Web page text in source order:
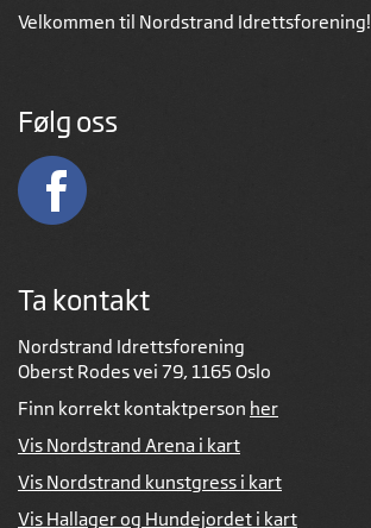
Velkommen til Nordstrand Idrettsforening!
Følg oss
Ta kontakt
Nordstrand Idrettsforening
Oberst Rodes vei 79, 1165 Oslo
Finn korrekt kontaktperson her
Vis Nordstrand Arena i kart
Vis Nordstrand kunstgress i kart
Vis Hallager og Hundejordet i kart